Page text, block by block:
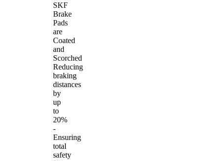
SKF
Brake
Pads
are
Coated
and
Scorched
Reducing
braking
distances
by
up
to
20%
-
Ensuring
total
safety